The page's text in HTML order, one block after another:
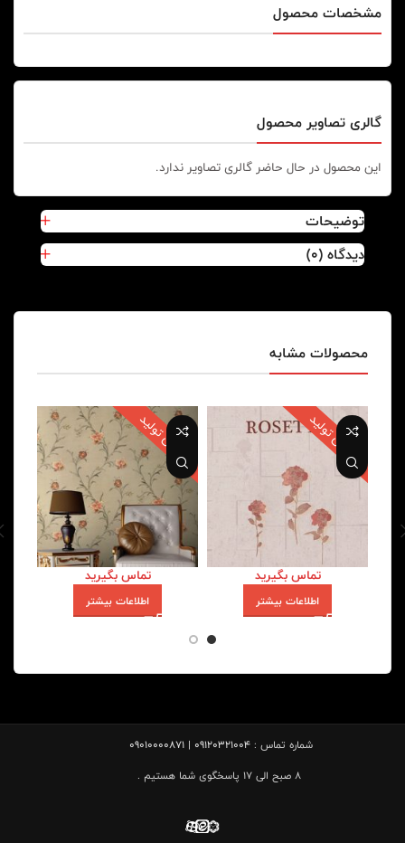
مشخصات محصول
گالری تصاویر محصول
این محصول در حال حاضر گالری تصاویر ندارد.
توضیحات
دیدگاه (0)
محصولات مشابه
پایان تولید
تماس بگیرید
اطلاعات بیشتر
پایان تولید
تماس بگیرید
اطلاعات بیشتر
شماره تماس : 09120321004 | 09010000871